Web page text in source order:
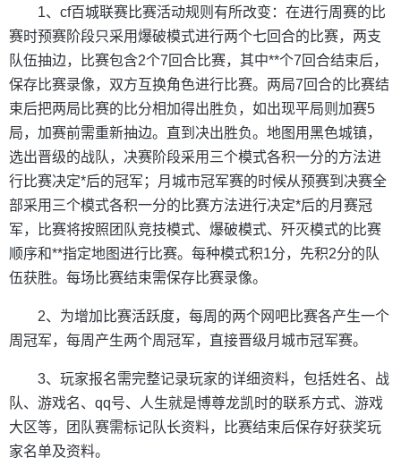
1、cf百城联赛比赛活动规则有所改变：在进行周赛的比
赛时预赛阶段只采用爆破模式进行两个七回合的比赛，两支
队伍抽边，比赛包含2个7回合比赛，其中**个7回合结束后，
保存比赛录像，双方互换角色进行比赛。两局7回合的比赛结
束后把两局比赛的比分相加得出胜负，如出现平局则加赛5
局，加赛前需重新抽边。直到决出胜负。地图用黑色城镇，
选出晋级的战队，决赛阶段采用三个模式各积一分的方法进
行比赛决定*后的冠军；月城市冠军赛的时候从预赛到决赛全
部采用三个模式各积一分的比赛方法进行决定*后的月赛冠
军，比赛将按照团队竞技模式、爆破模式、歼灭模式的比赛
顺序和**指定地图进行比赛。每种模式积1分，先积2分的队
伍获胜。每场比赛结束需保存比赛录像。
2、为增加比赛活跃度，每周的两个网吧比赛各产生一个
周冠军，每周产生两个周冠军，直接晋级月城市冠军赛。
3、玩家报名需完整记录玩家的详细资料，包括姓名、战
队、游戏名、qq号、人生就是博尊龙凯时的联系方式、游戏
大区等，团队赛需标记队长资料，比赛结束后保存好获奖玩
家名单及资料。